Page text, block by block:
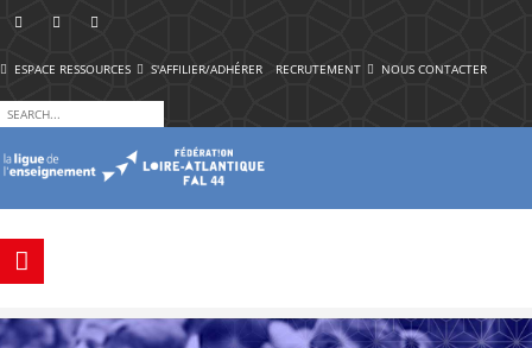
ESPACE RESSOURCES S'AFFILIER/ADHÉRER RECRUTEMENT NOUS CONTACTER